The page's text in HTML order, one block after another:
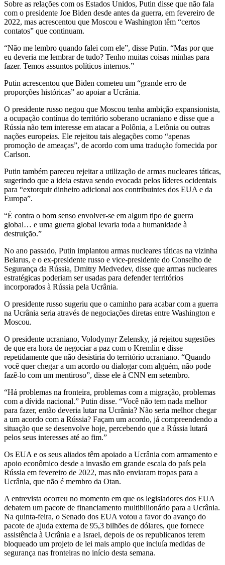
Sobre as relações com os Estados Unidos, Putin disse que não fala
com o presidente Joe Biden desde antes da guerra, em fevereiro de
2022, mas acrescentou que Moscou e Washington têm “certos
contatos” que continuam.
“Não me lembro quando falei com ele”, disse Putin. “Mas por que
eu deveria me lembrar de tudo? Tenho muitas coisas minhas para
fazer. Temos assuntos políticos internos.”
Putin acrescentou que Biden cometeu um “grande erro de
proporções históricas” ao apoiar a Ucrânia.
O presidente russo negou que Moscou tenha ambição expansionista,
a ocupação contínua do território soberano ucraniano e disse que a
Rússia não tem interesse em atacar a Polônia, a Letônia ou outras
nações europeias. Ele rejeitou tais alegações como “apenas
promoção de ameaças”, de acordo com uma tradução fornecida por
Carlson.
Putin também pareceu rejeitar a utilização de armas nucleares táticas,
sugerindo que a ideia estava sendo evocada pelos líderes ocidentais
para “extorquir dinheiro adicional aos contribuintes dos EUA e da
Europa”.
“É contra o bom senso envolver-se em algum tipo de guerra
global… e uma guerra global levaria toda a humanidade à
destruição.”
No ano passado, Putin implantou armas nucleares táticas na vizinha
Belarus, e o ex-presidente russo e vice-presidente do Conselho de
Segurança da Rússia, Dmitry Medvedev, disse que armas nucleares
estratégicas poderiam ser usadas para defender territórios
incorporados à Rússia pela Ucrânia.
O presidente russo sugeriu que o caminho para acabar com a guerra
na Ucrânia seria através de negociações diretas entre Washington e
Moscou.
O presidente ucraniano, Volodymyr Zelensky, já rejeitou sugestões
de que era hora de negociar a paz com o Kremlin e disse
repetidamente que não desistiria do território ucraniano. “Quando
você quer chegar a um acordo ou dialogar com alguém, não pode
fazê-lo com um mentiroso”, disse ele à CNN em setembro.
“Há problemas na fronteira, problemas com a migração, problemas
com a dívida nacional.” Putin disse. “Você não tem nada melhor
para fazer, então deveria lutar na Ucrânia? Não seria melhor chegar
a um acordo com a Rússia? Façam um acordo, já compreendendo a
situação que se desenvolve hoje, percebendo que a Rússia lutará
pelos seus interesses até ao fim.”
Os EUA e os seus aliados têm apoiado a Ucrânia com armamento e
apoio econômico desde a invasão em grande escala do país pela
Rússia em fevereiro de 2022, mas não enviaram tropas para a
Ucrânia, que não é membro da Otan.
A entrevista ocorreu no momento em que os legisladores dos EUA
debatem um pacote de financiamento multibilionário para a Ucrânia.
Na quinta-feira, o Senado dos EUA votou a favor do avanço do
pacote de ajuda externa de 95,3 bilhões de dólares, que fornece
assistência à Ucrânia e a Israel, depois de os republicanos terem
bloqueado um projeto de lei mais amplo que incluía medidas de
segurança nas fronteiras no início desta semana.